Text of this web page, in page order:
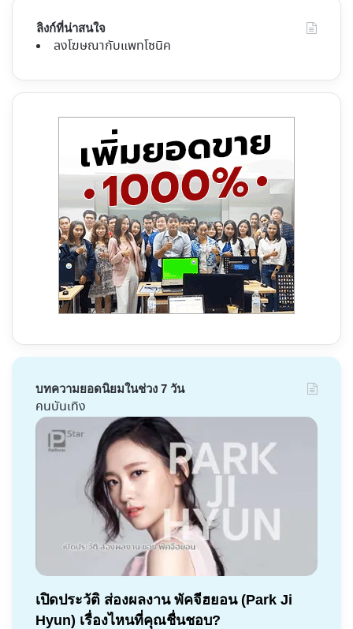
ลิงก์ที่น่าสนใจ
ลงโฆษณากับแพทโซนิค
บทความยอดนิยมในช่วง 7 วัน
คนบันเทิง
เปิดประวัติ ส่องผลงาน พัคจีฮยอน (Park Ji
Hyun) เรื่องไหนที่คุณชื่นชอบ?